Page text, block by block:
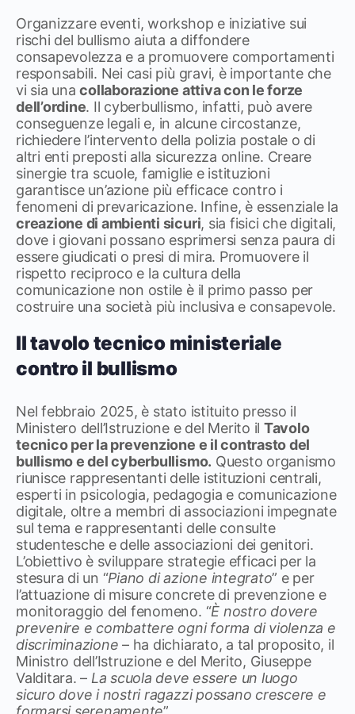
Organizzare eventi, workshop e iniziative sui
rischi del bullismo aiuta a diffondere
consapevolezza e a promuovere comportamenti
responsabili. Nei casi più gravi, è importante che
vi sia unacollaborazione attiva con le forze
dell’ordine. Il cyberbullismo, infatti, può avere
conseguenze legali e, in alcune circostanze,
richiedere l’intervento della polizia postale o di
altri enti preposti alla sicurezza online. Creare
sinergie tra scuole, famiglie e istituzioni
garantisce un’azione più efficace contro i
fenomeni di prevaricazione. Infine, è essenziale la
creazione di ambienti sicuri, sia fisici che digitali,
dove i giovani possano esprimersi senza paura di
essere giudicati o presi di mira. Promuovere il
rispetto reciproco e la cultura della
comunicazione non ostile è il primo passo per
costruire una società più inclusiva e consapevole.
Il tavolo tecnico ministeriale
contro il bullismo
Nel febbraio 2025, è stato istituito presso il
Ministero dell’Istruzione e del Merito il Tavolo
tecnico per la prevenzione e il contrasto del
bullismo e del cyberbullismo. Questo organismo
riunisce rappresentanti delle istituzioni centrali,
esperti in psicologia, pedagogia e comunicazione
digitale, oltre a membri di associazioni impegnate
sul tema e rappresentanti delle consulte
studentesche e delle associazioni dei genitori.
L’obiettivo è sviluppare strategie efficaci per la
stesura di un “Piano di azione integrato” e per
l’attuazione di misure concrete di prevenzione e
monitoraggio del fenomeno. “È nostro dovere
prevenire e combattere ogni forma di violenza e
discriminazione – ha dichiarato, a tal proposito, il
Ministro dell’Istruzione e del Merito, Giuseppe
Valditara. – La scuola deve essere un luogo
sicuro dove i nostri ragazzi possano crescere e